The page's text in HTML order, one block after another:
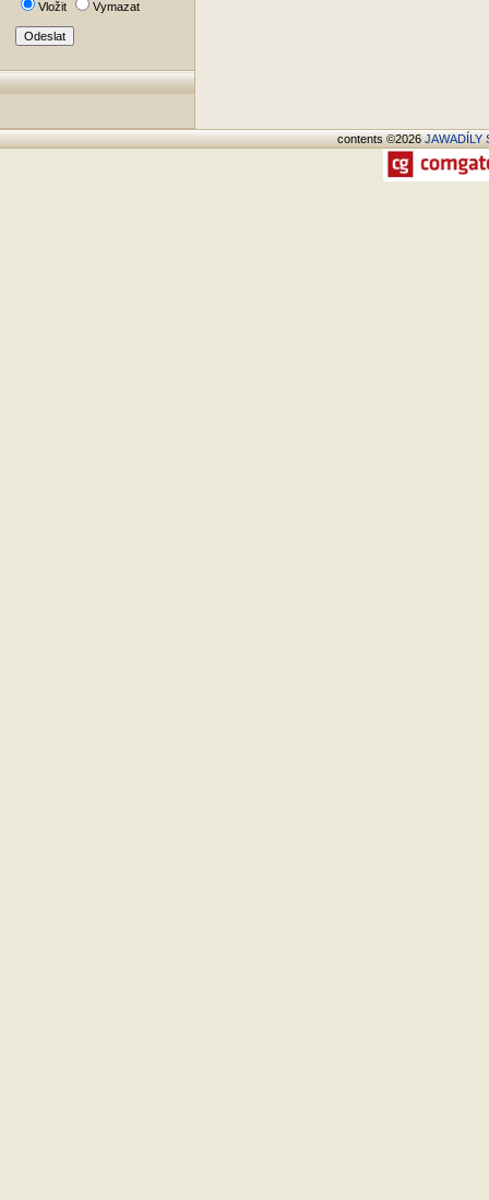
Vložit Vymazat
contents ©2026JAWADÍLY